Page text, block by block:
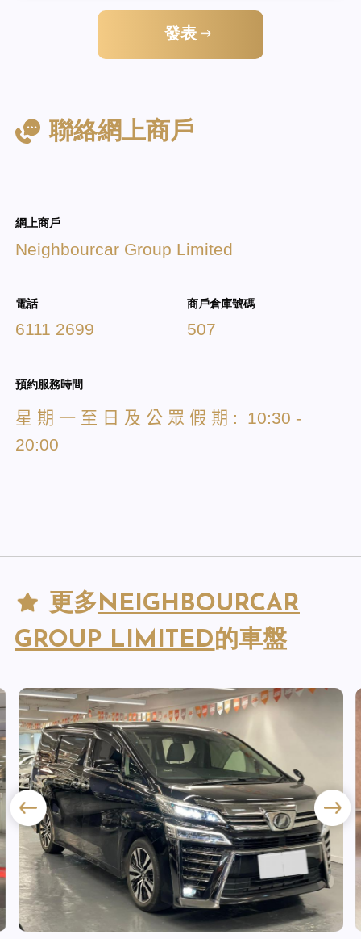
發表
聯絡網上商戶
網上商戶
Neighbourcar Group Limited
電話
6111 2699
商戶倉庫號碼
507
預約服務時間
星 期 一 至 日 及 公 眾 假 期 : 10:30 -
20:00
更多NEIGHBOURCAR
GROUP LIMITED 的車盤